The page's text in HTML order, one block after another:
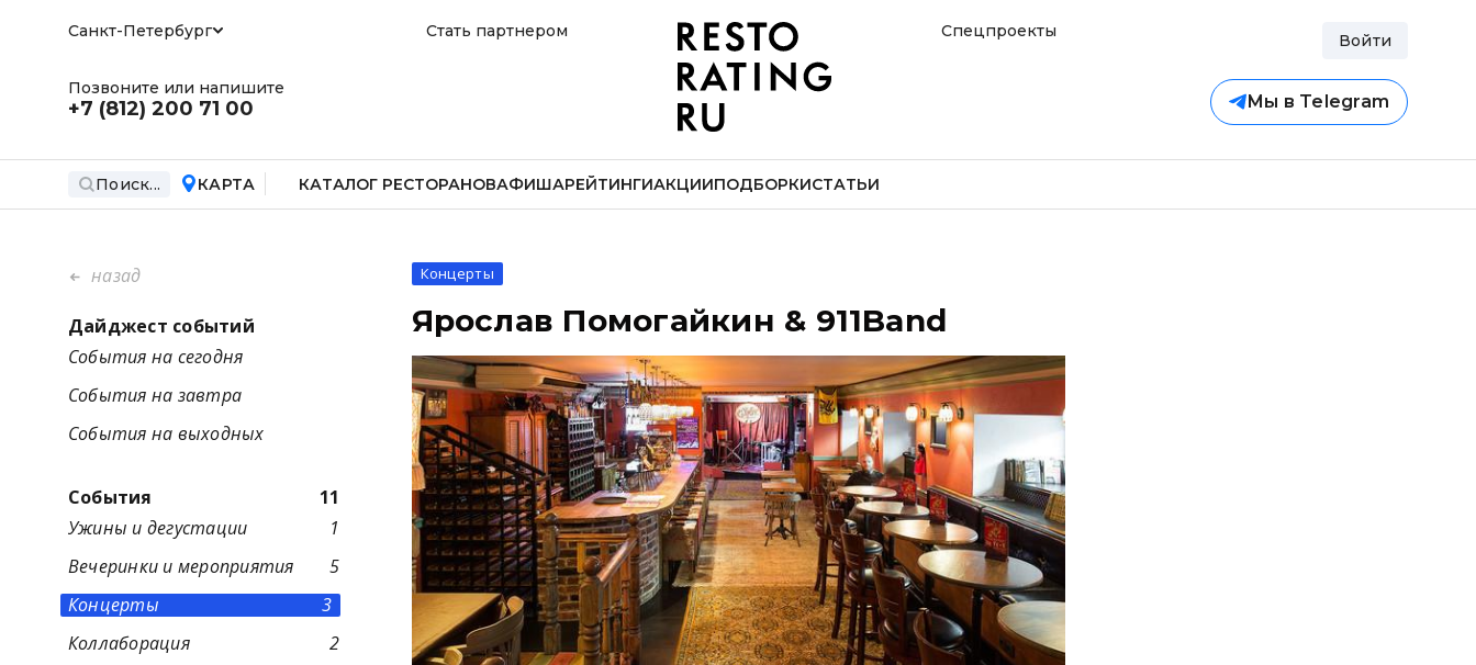
Санкт-Петербург Стать партнером Спецпроекты Войти
Позвоните или напишите
+7 (812) 200 71 00 Мы в Telegram
Поиск... КАРТА КАТАЛОГ РЕСТОРАНОВАФИШАРЕЙТИНГИАКЦИИПОДБОРКИСТАТЬИ
назад
Дайджест событий
События на сегодня
События на завтра
События на выходных
События
11
Ужины и дегустации
1
Вечеринки и мероприятия
5
Концерты
3
Коллаборация
2
Концерты
Ярослав Помогайкин & 911Band